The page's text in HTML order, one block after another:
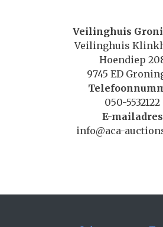
Veilinghuis
Veilinghuis
Hoendiep
9745 ED
050-5532122
E-mailadres
info@aca-